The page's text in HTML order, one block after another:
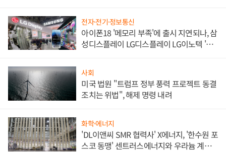
전자·전기·정보통신
아이폰18 '메모리 부족'에 출시 지연되나, 삼
성디스플레이 LG디스플레이 LG이노텍 '탈
사회
미국 법원 "트럼프 정부 풍력 프로젝트 동결
조치는 위법", 해제 명령 내려
화학·에너지
'DL이앤씨 SMR 협력사' X에너지, '한수원 포
스코 동맹' 센트러스에너지와 우라늄 계약